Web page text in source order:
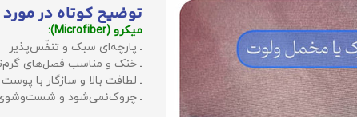
توضیح کوتاه در
میکرو (Microfiber):
ـ پارچه‌ای سبک و تنفّس‌پذیر
ـ خنک و مناسب فصل‌های
ـ لطافت بالا و سازگار با
ـ چروک‌نمی‌شود و شست‌وشوی